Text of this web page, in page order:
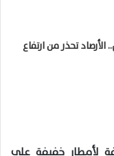
تحذر من ارتفاع
لأمطار خفيفة على